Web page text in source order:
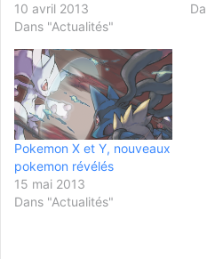
10 avril 2013
Dans "Actualités"
Pokemon X et Y, nouveaux
pokemon révélés
15 mai 2013
Dans "Actualités"